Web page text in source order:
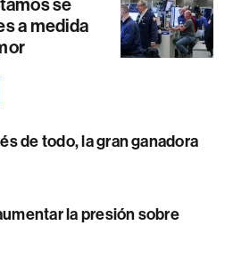
se
a medida
de todo, la gran ganadora
la presión sobre